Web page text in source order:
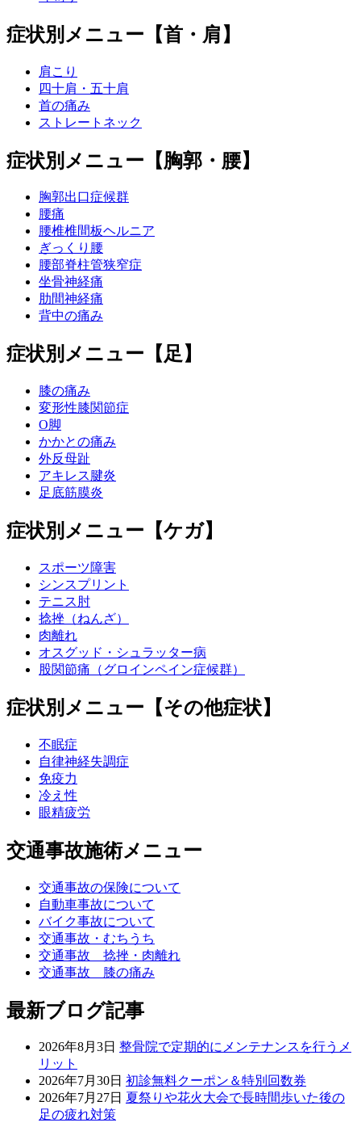
症状別メニュー【首・肩】
肩こり
四十肩・五十肩
首の痛み
ストレートネック
症状別メニュー【胸郭・腰】
胸郭出口症候群
腰痛
腰椎椎間板ヘルニア
ぎっくり腰
腰部脊柱管狭窄症
坐骨神経痛
肋間神経痛
背中の痛み
症状別メニュー【足】
膝の痛み
変形性膝関節症
O脚
かかとの痛み
外反母趾
アキレス腱炎
足底筋膜炎
症状別メニュー【ケガ】
スポーツ障害
シンスプリント
テニス肘
捻挫（ねんざ）
肉離れ
オスグッド・シュラッター病
股関節痛（グロインペイン症候群）
症状別メニュー【その他症状】
不眠症
自律神経失調症
免疫力
冷え性
眼精疲労
交通事故施術メニュー
交通事故の保険について
自動車事故について
バイク事故について
交通事故・むちうち
交通事故 捻挫・肉離れ
交通事故 膝の痛み
最新ブログ記事
2026年8月3日 整骨院で定期的にメンテナンスを行うメ
リット
2026年7月30日 初診無料クーポン＆特別回数券
2026年7月27日 夏祭りや花火大会で長時間歩いた後の
足の疲れ対策